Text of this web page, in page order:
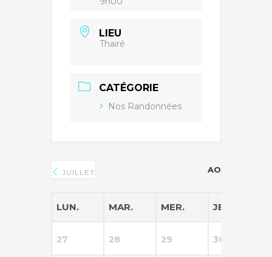
LIEU
Thairé
CATÉGORIE
Nos Randonnées
JUILLET AOÛT 2026
LUN. MAR. MER. JEU.
27 28 29 30